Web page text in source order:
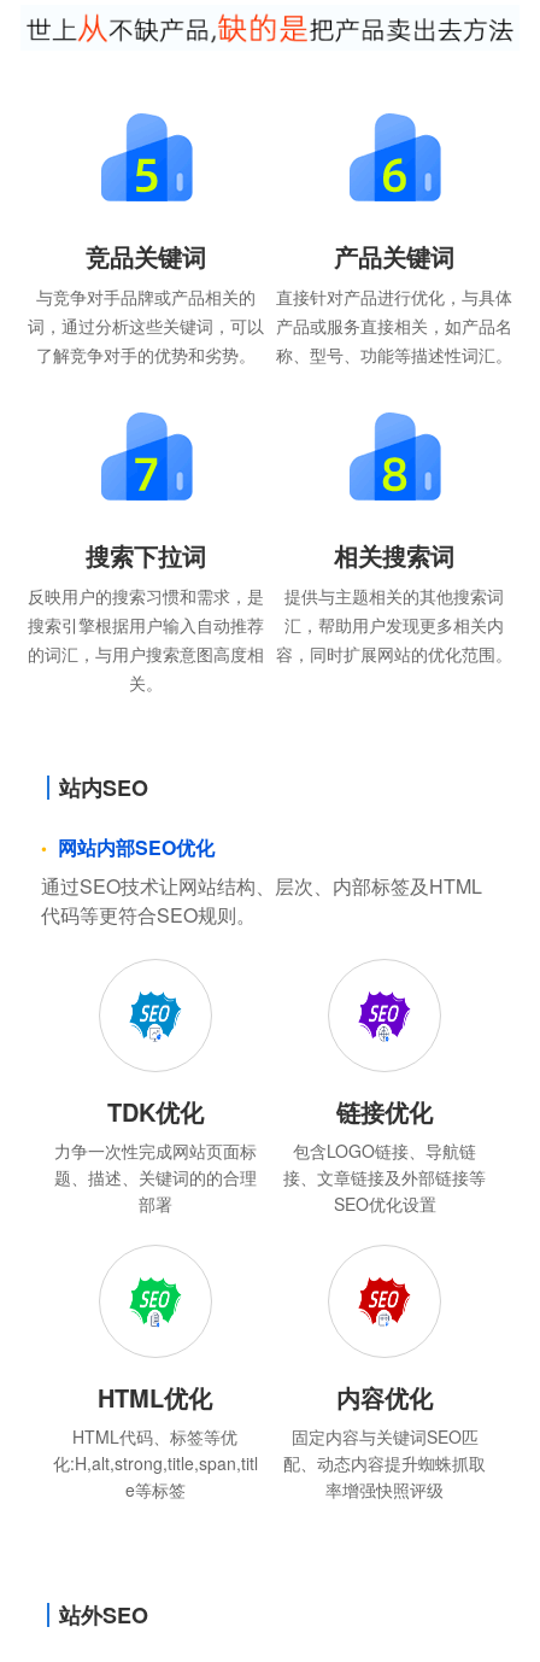
竞品关键词
与竞争对手品牌或产品相关的
词，通过分析这些关键词，可以
了解竞争对手的优势和劣势。
产品关键词
直接针对产品进行优化，与具体
产品或服务直接相关，如产品名
称、型号、功能等描述性词汇。
搜索下拉词
反映用户的搜索习惯和需求，是
搜索引擎根据用户输入自动推荐
的词汇，与用户搜索意图高度相
关。
相关搜索词
提供与主题相关的其他搜索词
汇，帮助用户发现更多相关内
容，同时扩展网站的优化范围。
站内SEO
网站内部SEO优化
通过SEO技术让网站结构、层次、内部标签及HTML
代码等更符合SEO规则。
TDK优化
力争一次性完成网站页面标
题、描述、关键词的的合理
部署
链接优化
包含LOGO链接、导航链
接、文章链接及外部链接等
SEO优化设置
HTML优化
HTML代码、标签等优
化:H,alt,strong,title,span,titl
e等标签
内容优化
固定内容与关键词SEO匹
配、动态内容提升蜘蛛抓取
率增强快照评级
站外SEO